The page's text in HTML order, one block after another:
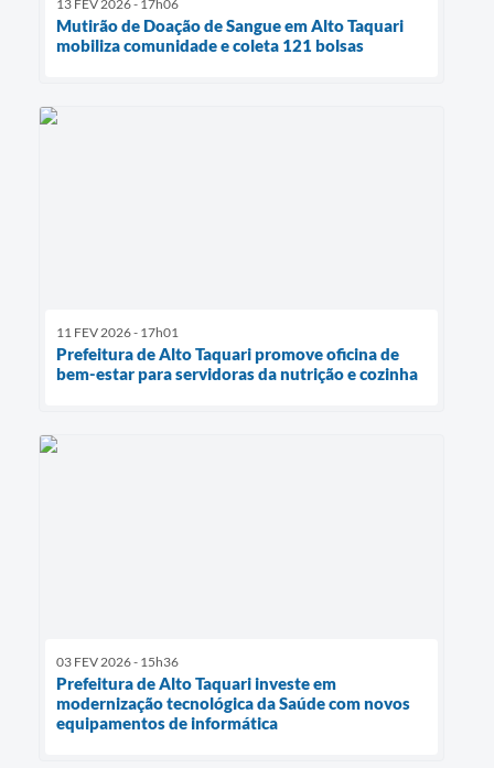
13 FEV 2026 - 17h06
Mutirão de Doação de Sangue em Alto Taquari
mobiliza comunidade e coleta 121 bolsas
11 FEV 2026 - 17h01
Prefeitura de Alto Taquari promove oficina de
bem-estar para servidoras da nutrição e cozinha
03 FEV 2026 - 15h36
Prefeitura de Alto Taquari investe em
modernização tecnológica da Saúde com novos
equipamentos de informática